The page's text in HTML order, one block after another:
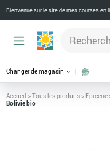
Bienvenue sur le site de mes courses en
Changer de magasin
Accueil >Tous les produits> Epicerie
Bolivie bio